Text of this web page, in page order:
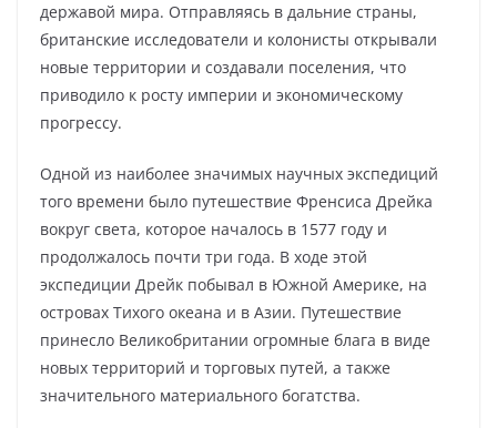
державой мира. Отправляясь в дальние страны,
британские исследователи и колонисты открывали
новые территории и создавали поселения, что
приводило к росту империи и экономическому
прогрессу.
Одной из наиболее значимых научных экспедиций
того времени было путешествие Френсиса Дрейка
вокруг света, которое началось в 1577 году и
продолжалось почти три года. В ходе этой
экспедиции Дрейк побывал в Южной Америке, на
островах Тихого океана и в Азии. Путешествие
принесло Великобритании огромные блага в виде
новых территорий и торговых путей, а также
значительного материального богатства.